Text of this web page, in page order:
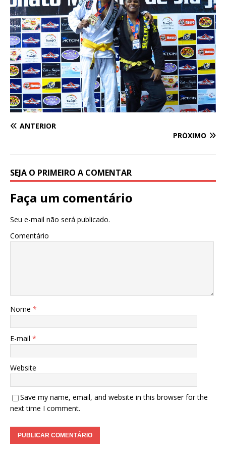
ANTERIOR
PRÓXIMO
SEJA O PRIMEIRO A COMENTAR
Faça um comentário
Seu e-mail não será publicado.
Comentário
Nome *
E-mail *
Website
Save my name, email, and website in this browser for the
next time I comment.